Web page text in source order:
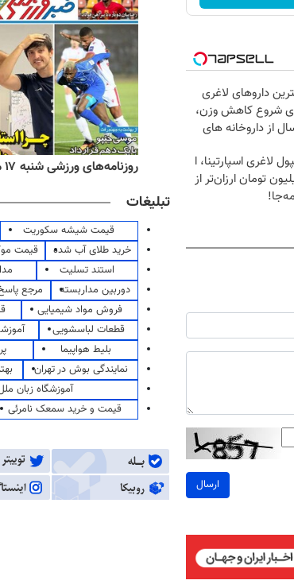
داروهای لاغری
شروع کاهش وزن،
از داروخانه های
لاغری اسپارتینا، ا
تومان ارزان‌تر از
ارسال
مرداد ۱۴۰۵ روزنامه‌های ورزشی شنبه ۱۷ مرداد ۱۴۰۵
تبلیغات
قیمت شیشه سکوریت
خرید طلای آب شده
قیمت
استند تسلیت
دوربین مداربسته
مرجع
فروش مواد شیمیایی
قطعات لباسشویی
بلیط هواپیما
نمایندگی بوش در تهران
آموزشگاه زبان
قیمت و خرید سمعک نامرئی